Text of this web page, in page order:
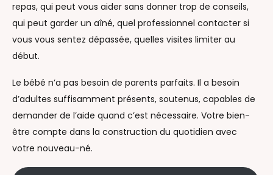
repas, qui peut vous aider sans donner trop de conseils,
qui peut garder un aîné, quel professionnel contacter si
vous vous sentez dépassée, quelles visites limiter au
début.
Le bébé n’a pas besoin de parents parfaits. Il a besoin
d’adultes suffisamment présents, soutenus, capables de
demander de l’aide quand c’est nécessaire. Votre bien-
être compte dans la construction du quotidien avec
votre nouveau-né.